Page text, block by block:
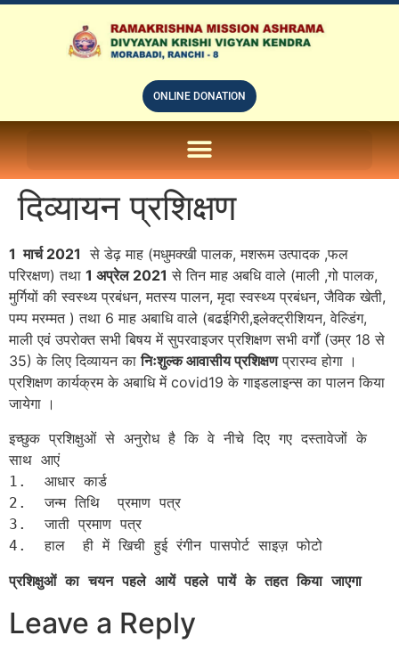
ONLINE DONATION
दिव्यायन प्रशिक्षण
1 मार्च 2021 से डेढ़ माह (मधुमक्खी पालक, मशरूम उत्पादक ,फल
परिरक्षण) तथा 1 अप्रेल 2021 से तिन माह अबधि वाले (माली ,गो पालक,
मुर्गियों की स्वस्थ्य प्रबंधन, मतस्य पालन, मृदा स्वस्थ्य प्रबंधन, जैविक खेती,
पम्प मरम्मत ) तथा 6 माह अबाधि वाले (बढईगिरी,इलेक्ट्रीशियन, वेल्डिंग,
माली एवं उपरोक्त सभी बिषय में सुपरवाइजर प्रशिक्षण सभी वर्गों (उम्र 18 से
35) के लिए दिव्यायन कानिःशुल्क आवासीय प्रशिक्षणप्रारम्व होगा ।
प्रशिक्षण कार्यक्रम के अबाधि में covid19 के गाइडलाइन्स का पालन किया
जायेगा ।
इच्छुक प्रशिक्षुओं से अनुरोध है कि वे नीचे दिए गए दस्तावेजों के
साथ आएं
1.  आधार कार्ड
2.  जन्म तिथि  प्रमाण पत्र
3.  जाती प्रमाण पत्र
4.  हाल  ही में खिची हुई रंगीन पासपोर्ट साइज़ फोटो
प्रशिक्षुओं का चयन पहले आयें पहले पायें के तहत किया जाएगा
Leave a Reply